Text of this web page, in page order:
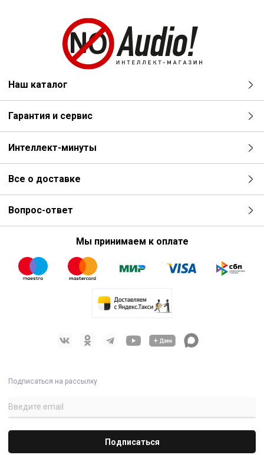
Наш каталог
Гарантия и сервис
Интеллект-минуты
Все о доставке
Вопрос-ответ
Мы принимаем к оплате
Подписаться на рассылку